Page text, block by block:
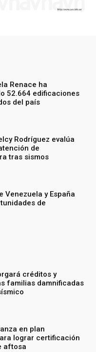
Renace ha
52.664 edificaciones
del país
Rodríguez evalúa
de
tras sismos
Venezuela y España
de
créditos y
familias damnificadas
en plan
lograr certificación
aftosa